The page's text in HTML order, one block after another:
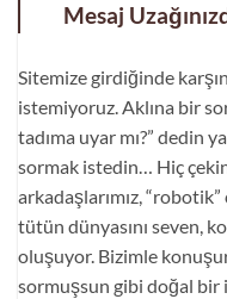
Mesaj
Sitemize girdiğinde
istemiyoruz. Aklına bir
tadıma uyar mı?” dedin
sormak istedin… Hiç
arkadaşlarımız,
tütün dünyasını seven,
oluşuyor. Bizimle
sormuşsun gibi doğal bir